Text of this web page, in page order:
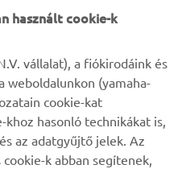
sportiest and most
history of the Sport
larger capacity engine
and aggressive body
to the next
használt cookie-k
vállalat), a fiókirodáink és
weboldalunkon (yamaha-
cookie-kat
hasonló technikákat is,
az adatgyűjtő jelek. Az
k abban segítenek,